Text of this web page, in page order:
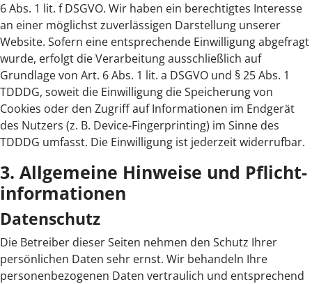
6 Abs. 1 lit. f DSGVO. Wir haben ein berechtigtes Interesse
an einer möglichst zuverlässigen Darstellung unserer
Website. Sofern eine entsprechende Einwilligung abgefragt
wurde, erfolgt die Verarbeitung ausschließlich auf
Grundlage von Art. 6 Abs. 1 lit. a DSGVO und § 25 Abs. 1
TDDDG, soweit die Einwilligung die Speicherung von
Cookies oder den Zugriff auf Informationen im Endgerät
des Nutzers (z. B. Device-Fingerprinting) im Sinne des
TDDDG umfasst. Die Einwilligung ist jederzeit widerrufbar.
3. Allgemeine Hinweise und Pflicht­
informationen
Datenschutz
Die Betreiber dieser Seiten nehmen den Schutz Ihrer
persönlichen Daten sehr ernst. Wir behandeln Ihre
personenbezogenen Daten vertraulich und entsprechend